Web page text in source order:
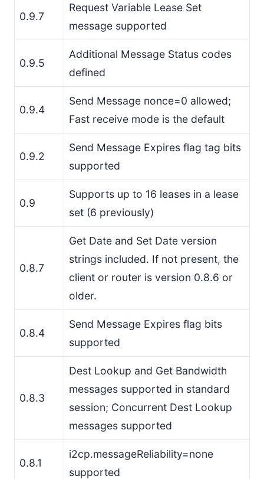
0.9.7
Request Variable Lease Set
message supported
0.9.5
Additional Message Status codes
defined
0.9.4
Send Message nonce=0 allowed;
Fast receive mode is the default
0.9.2
Send Message Expires flag tag bits
supported
0.9
Supports up to 16 leases in a lease
set (6 previously)
0.8.7
Get Date and Set Date version
strings included. If not present, the
client or router is version 0.8.6 or
older.
0.8.4
Send Message Expires flag bits
supported
0.8.3
Dest Lookup and Get Bandwidth
messages supported in standard
session; Concurrent Dest Lookup
messages supported
0.8.1
i2cp.messageReliability=none
supported